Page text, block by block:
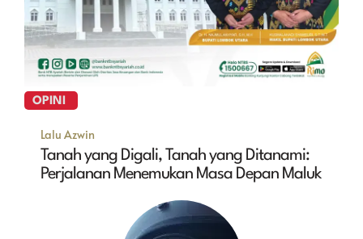
OPINI
Lalu Azwin
Tanah yang Digali, Tanah yang Ditanami:
Perjalanan Menemukan Masa Depan Maluk